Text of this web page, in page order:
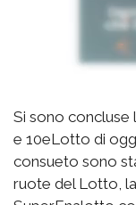
Si sono
e 10eLotto di
consueto sono
ruote del Lotto,